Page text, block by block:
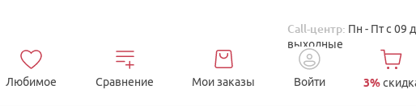
Call-центр: Пн - Пт с 09
выходные
Любимое Сравнение Мои заказы Войти 3%